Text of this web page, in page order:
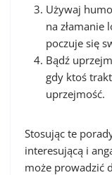
Używaj
na złamanie
poczuje się
Bądź
gdy ktoś
uprzejmość.
Stosując te
interesującą i
może prowadzić